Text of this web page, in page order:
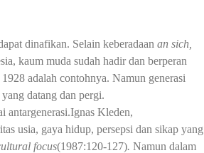
dinafikan. Selain keberadaan an sich,
kaum muda sudah hadir dan berperan
adalah contohnya. Namun generasi
datang dan pergi.
antargenerasi.Ignas Kleden,
usia, gaya hidup, persepsi dan sikap yang
focus(1987:120-127). Namun dalam